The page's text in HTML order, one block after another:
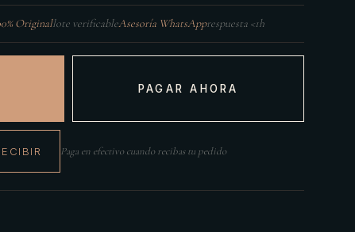
Originallote verificableAsesoría WhatsApprespuesta <1h
PAGAR AHORA
Paga en efectivo cuando recibas tu pedido